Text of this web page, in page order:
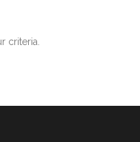
criteria.